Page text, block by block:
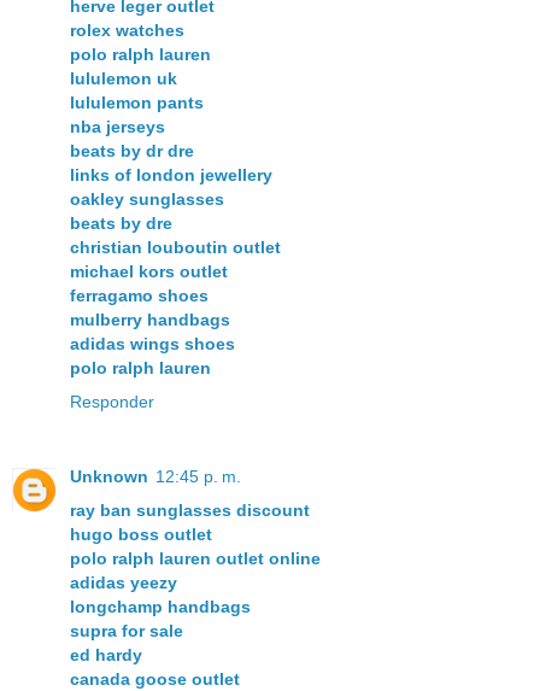
herve leger outlet
rolex watches
polo ralph lauren
lululemon uk
lululemon pants
nba jerseys
beats by dr dre
links of london jewellery
oakley sunglasses
beats by dre
christian louboutin outlet
michael kors outlet
ferragamo shoes
mulberry handbags
adidas wings shoes
polo ralph lauren
Responder
Unknown 12:45 p. m.
ray ban sunglasses discount
hugo boss outlet
polo ralph lauren outlet online
adidas yeezy
longchamp handbags
supra for sale
ed hardy
canada goose outlet